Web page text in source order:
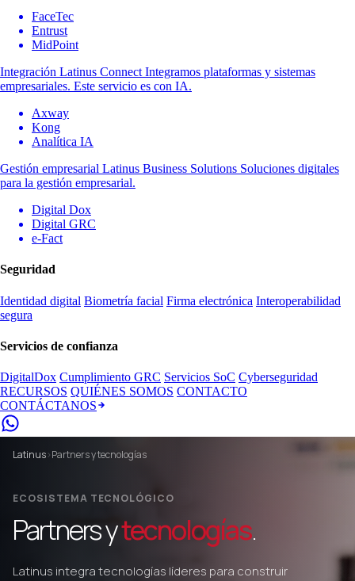
FaceTec
Entrust
MidPoint
Integración Latinus Connect Integramos plataformas y sistemas
empresariales. Este servicio es con IA.
Axway
Kong
Analítica IA
Gestión empresarial Latinus Business Solutions Soluciones digitales
para la gestión empresarial.
Digital Dox
Digital GRC
e-Fact
Seguridad
Identidad digital Biometría facial Firma electrónica Interoperabilidad
segura
Servicios de confianza
DigitalDox Cumplimiento GRC Servicios SoC Cyberseguridad
RECURSOS QUIÉNES SOMOS CONTACTO
CONTÁCTANOS
Latinus›Partners y tecnologías
ECOSISTEMA TECNOLÓGICO
Partners ytecnologías.
Latinus integra tecnologías líderes para construir